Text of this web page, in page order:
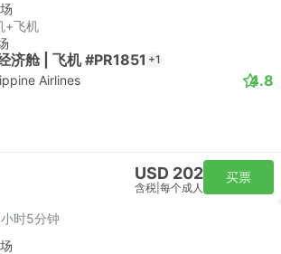
+飞机
济舱 | 飞机 #PR1851 +1
Airlines 4.8
USD 202
含税 每个成人
买票
时5分钟